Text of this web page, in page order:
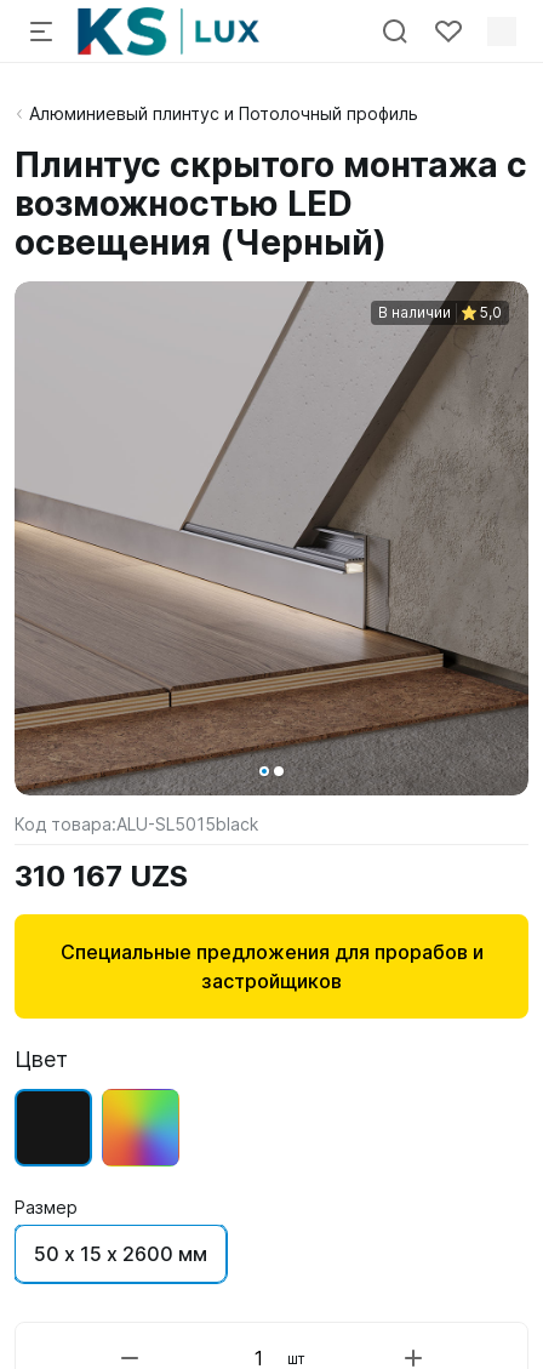
Алюминиевый плинтус и Потолочный профиль
Плинтус скрытого монтажа c
возможностью LED
освещения (Черный)
В наличии 5,0
Код товара:ALU-SL5015black
310 167 UZS
Специальные предложения для прорабов и
застройщиков
Цвет
Размер
50 х 15 х 2600 мм
шт